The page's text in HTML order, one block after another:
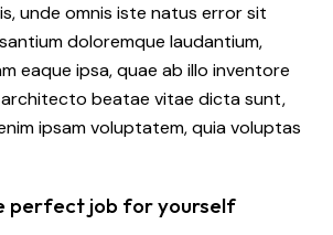
unde omnis iste natus error sit
doloremque laudantium,
eaque ipsa, quae ab illo inventore
beatae vitae dicta sunt,
ipsam voluptatem, quia voluptas
perfect job for yourself